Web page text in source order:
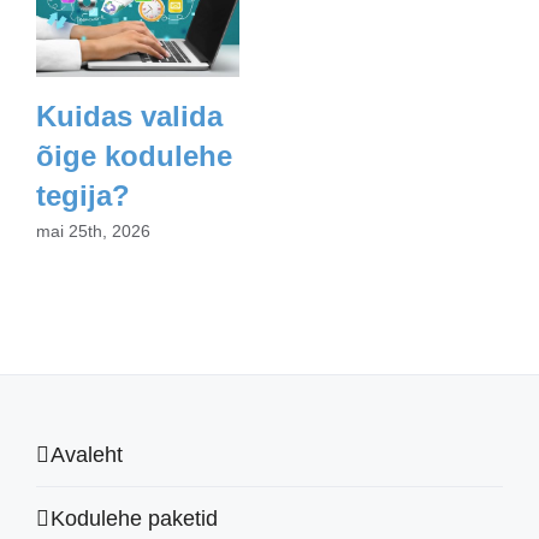
Kuidas valida
õige kodulehe
tegija?
mai 25th, 2026
Avaleht
Kodulehe paketid